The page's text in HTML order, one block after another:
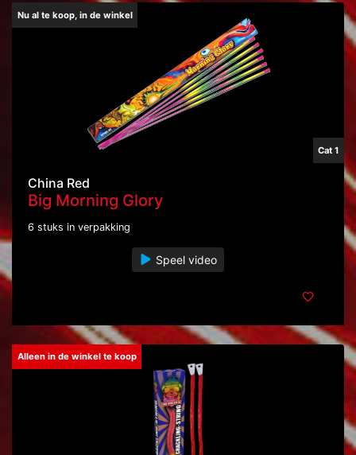
Nu al te koop, in de winkel
Cat 1
China Red
Big Morning Glory
6 stuks in verpakking
Speel video
Alleen in de winkel te koop